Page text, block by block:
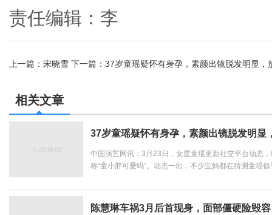
责任编辑：李
上一篇： 宋晓雪 下一篇： 37岁童瑶疑怀有身孕，素颜出镜脱发明显，
相关文章
37岁童瑶疑怀有身孕，素颜出镜脱发明显
中国演艺网讯：3月23日，女星童瑶更新社交平台动态
称“童小胖可爱吗”。动态一出，不少宝妈都在猜测童瑶
陈慧琳车祸3月后首现身，面部僵硬险毁